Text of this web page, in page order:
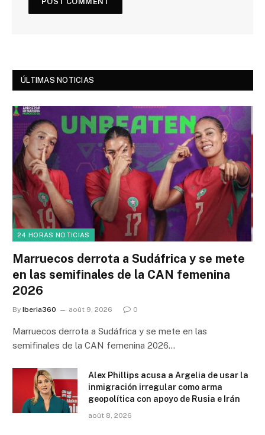
ÚLTIMAS NOTICIAS
24 HORAS NOTICIAS
Marruecos derrota a Sudáfrica y se mete
en las semifinales de la CAN femenina
2026
By Iberia360 août 9, 2026 0
Marruecos derrota a Sudáfrica y se mete en las
semifinales de la CAN femenina 2026…
Alex Phillips acusa a Argelia de usar la
inmigración irregular como arma
geopolítica con apoyo de Rusia e Irán
août 8, 2026